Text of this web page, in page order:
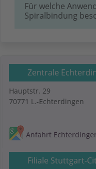
Für welche
Spiralbindung
Zentrale
Hauptstr. 29
70771 L.-Echterdingen
Anfahrt
Filiale Stuttgart-